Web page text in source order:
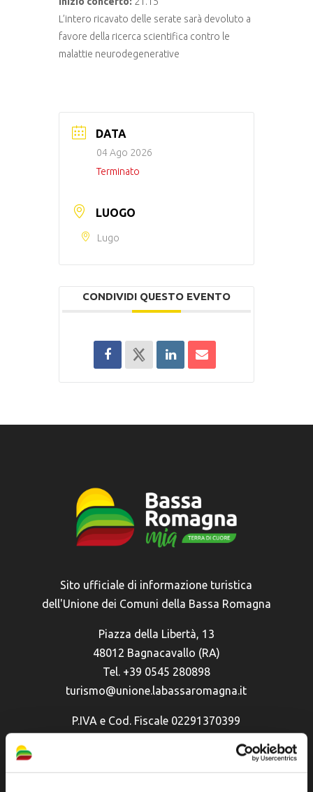
L’intero ricavato delle serate sarà devoluto a
favore della ricerca scientifica contro le
malattie neurodegenerative
DATA
04 Ago 2026
Terminato
LUOGO
Lugo
CONDIVIDI QUESTO EVENTO
Sito ufficiale di informazione turistica
dell'Unione dei Comuni della Bassa Romagna
Piazza della Libertà, 13
48012 Bagnacavallo (RA)
Tel. +39 0545 280898
turismo@unione.labassaromagna.it
P.IVA e Cod. Fiscale 02291370399